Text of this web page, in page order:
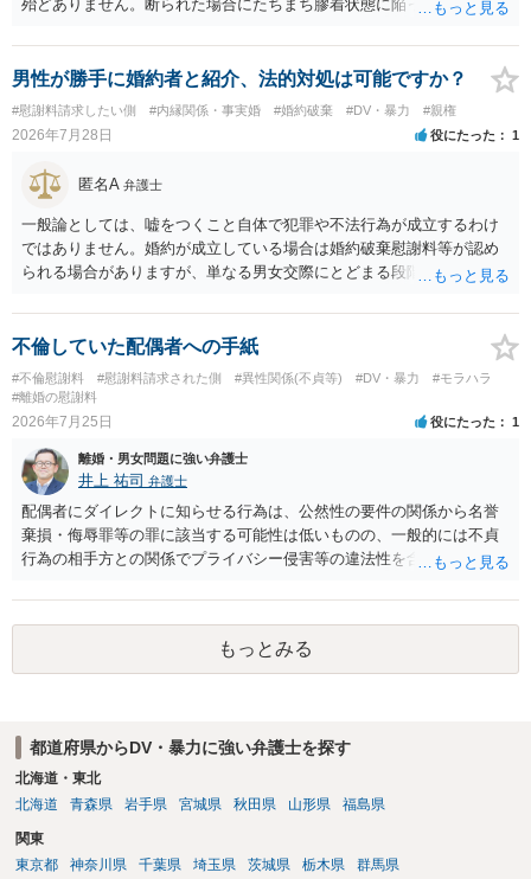
殆どありません。断られた場合にたちまち膠着状態に陥ってしまうの
高いためです。 実務的には、ご相談者さまが転居する形で離婚協議等
を進める選択を採らざるを得ないことが圧倒的多数です。
男性が勝手に婚約者と紹介、法的対処は可能ですか？
#慰謝料請求したい側 #内縁関係・事実婚 #婚約破棄 #DV・暴力 #親権
2026年7月28日 役にたった 1
匿名A 弁護士
一般論としては、嘘をつくこと自体で犯罪や不法行為が成立するわけ
ではありません。婚約が成立している場合は婚約破棄慰謝料等が認め
られる場合がありますが、単なる男女交際にとどまる段階の場合、独
慰謝料は生じないことが多いと思われます。 お怒りはごもっともです
が、仮に交際を進めたとしても後に相手を信頼できなくなる可能性が
高かったということですので、むしろ結婚しなくてよかったと割り切
って、交際を終わらせるのがよいと思います。
不倫していた配偶者への手紙
#不倫慰謝料 #慰謝料請求された側 #異性関係(不貞等) #DV・暴力
#モラハラ
#離婚の慰謝料
2026年7月25日 役にたった 1
離婚・男女問題に強い弁護士
井上 祐司 弁護士
配偶者にダイレクトに知らせる行為は、公然性の要件の関係から名誉
棄損・侮辱罪等の罪に該当する可能性は低いものの、一般的には不貞
行為の相手方との関係でプライバシー侵害等の違法性を含む行為で
ため、弁護士としては推奨しないことが一般的かと思います。
もっとみる
都道府県からDV・暴力に強い弁護士を探す
北海道・東北
北海道
青森県 岩手県 宮城県 秋田県 山形県 福島県
関東
東京都
神奈川県 千葉県 埼玉県 茨城県 栃木県 群馬県